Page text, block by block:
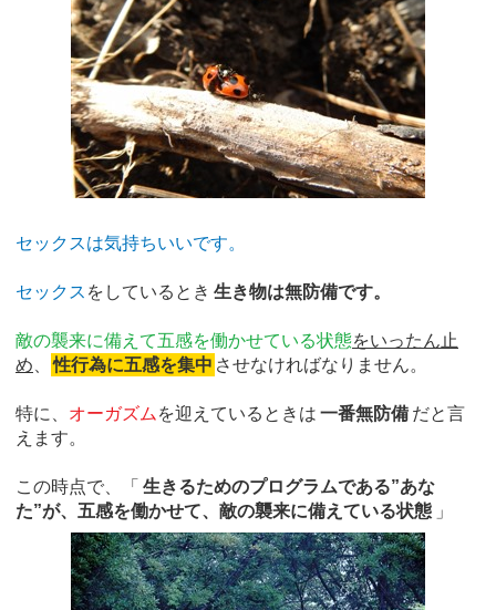
セックスは気持ちいいです。
セックス をしているとき 生き物は無防備です。
敵の襲来に備えて五感を働かせている状態をいったん止
め
性行為に五感を集中 させなければなりません。
特に、 オーガズム を迎えているときは 一番無防備 だと言
えます。
この時点で、「 生きるためのプログラムである”あな
た”が、五感を働かせて、敵の襲来に備えている状態 」